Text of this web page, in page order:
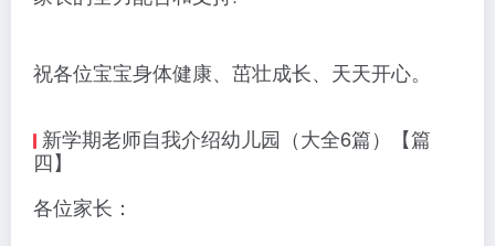
祝各位宝宝身体健康、茁壮成长、天天开心。
新学期老师自我介绍幼儿园（大全6篇）【篇
四】
各位家长：